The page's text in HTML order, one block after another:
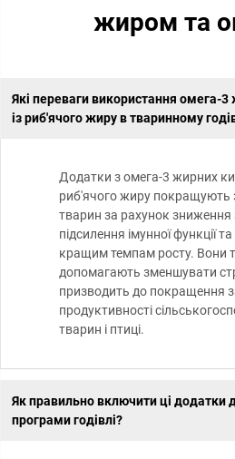
жиром та
Які переваги використання омега-3
із риб'ячого жиру в тваринному
Додатки з омега-3 жирних
риб'ячого жиру покращують
тварин за рахунок зниження
підсилення імунної функції
кращим темпам росту. Вони
допомагають зменшувати
призводить до покращення
продуктивності
тварин і птиці.
Як правильно включити ці додатки
програми годівлі?